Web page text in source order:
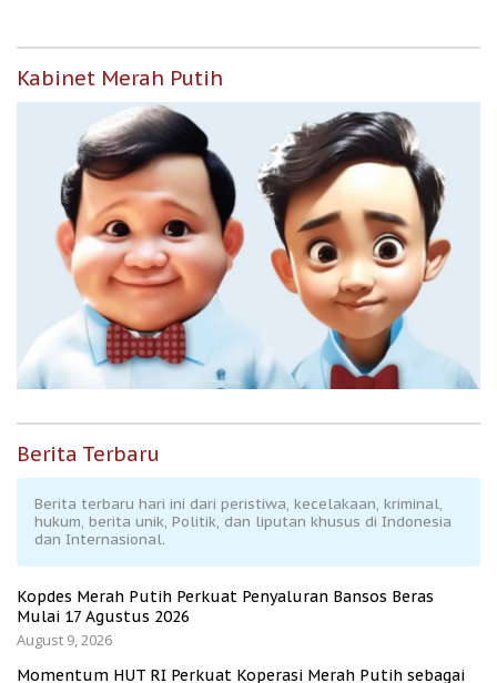
Kabinet Merah Putih
Berita Terbaru
Berita terbaru hari ini dari peristiwa, kecelakaan, kriminal,
hukum, berita unik, Politik, dan liputan khusus di Indonesia
dan Internasional.
Kopdes Merah Putih Perkuat Penyaluran Bansos Beras
Mulai 17 Agustus 2026
August 9, 2026
Momentum HUT RI Perkuat Koperasi Merah Putih sebagai